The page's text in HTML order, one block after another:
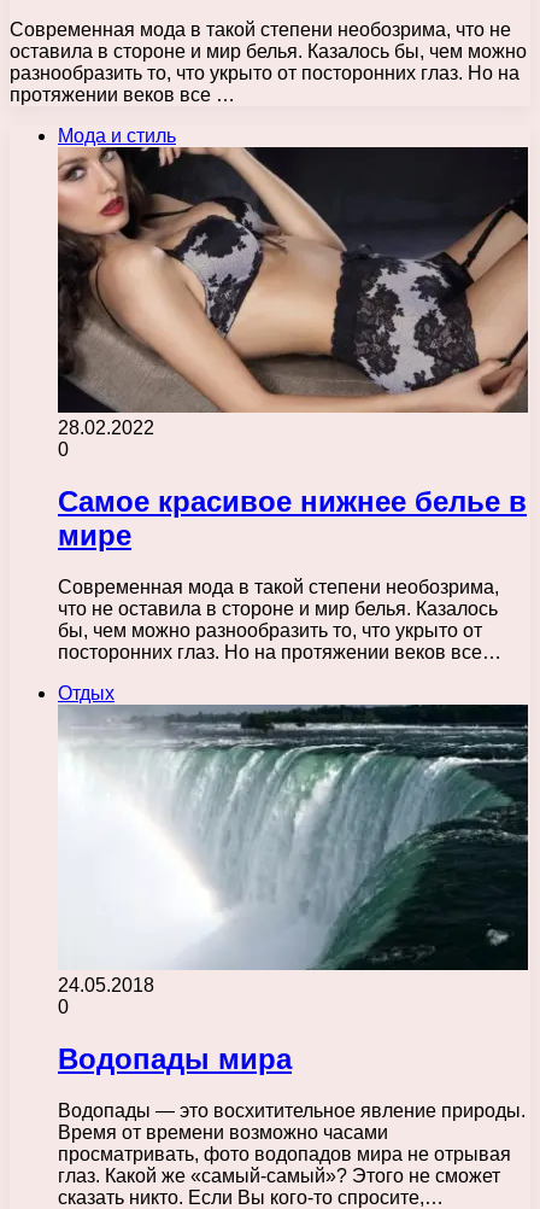
Современная мода в такой степени необозрима, что не
оставила в стороне и мир белья. Казалось бы, чем можно
разнообразить то, что укрыто от посторонних глаз. Но на
протяжении веков все …
Мода и стиль
28.02.2022
0
Самое красивое нижнее белье в
мире
Современная мода в такой степени необозрима,
что не оставила в стороне и мир белья. Казалось
бы, чем можно разнообразить то, что укрыто от
посторонних глаз. Но на протяжении веков все…
Отдых
24.05.2018
0
Водопады мира
Водопады — это восхитительное явление природы.
Время от времени возможно часами
просматривать, фото водопадов мира не отрывая
глаз. Какой же «самый-самый»? Этого не сможет
сказать никто. Если Вы кого-то спросите,…